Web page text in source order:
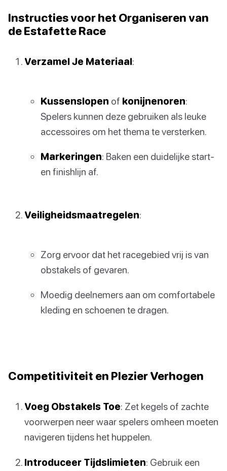
Instructies voor het Organiseren van
de Estafette Race
Verzamel Je Materiaal:
Kussenslopen of konijnenoren:
Spelers kunnen deze gebruiken als leuke
accessoires om het thema te versterken.
Markeringen: Baken een duidelijke start-
en finishlijn af.
Veiligheidsmaatregelen:
Zorg ervoor dat het racegebied vrij is van
obstakels of gevaren.
Moedig deelnemers aan om comfortabele
kleding en schoenen te dragen.
Competitiviteit en Plezier Verhogen
Voeg Obstakels Toe: Zet kegels of zachte
voorwerpen neer waar spelers omheen moeten
navigeren tijdens het huppelen.
Introduceer Tijdslimieten: Gebruik een